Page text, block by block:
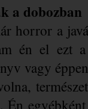
a dobozban
horror a
én el ezt
vagy
Én